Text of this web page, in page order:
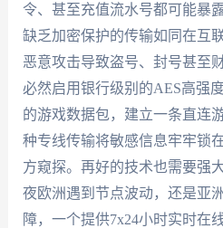
令、甚至充值流水号都可能暴
缺乏加密保护的传输如同在互
恶意攻击导致盗号、封号甚至
必然启用银行级别的AES高强
的游戏数据包，建立一条直连
种专线传输将敏感信息牢牢锁
方窥探。再好的技术也需要强
夜欧洲遇到节点波动，还是亚
障，一个提供7x24小时实时在